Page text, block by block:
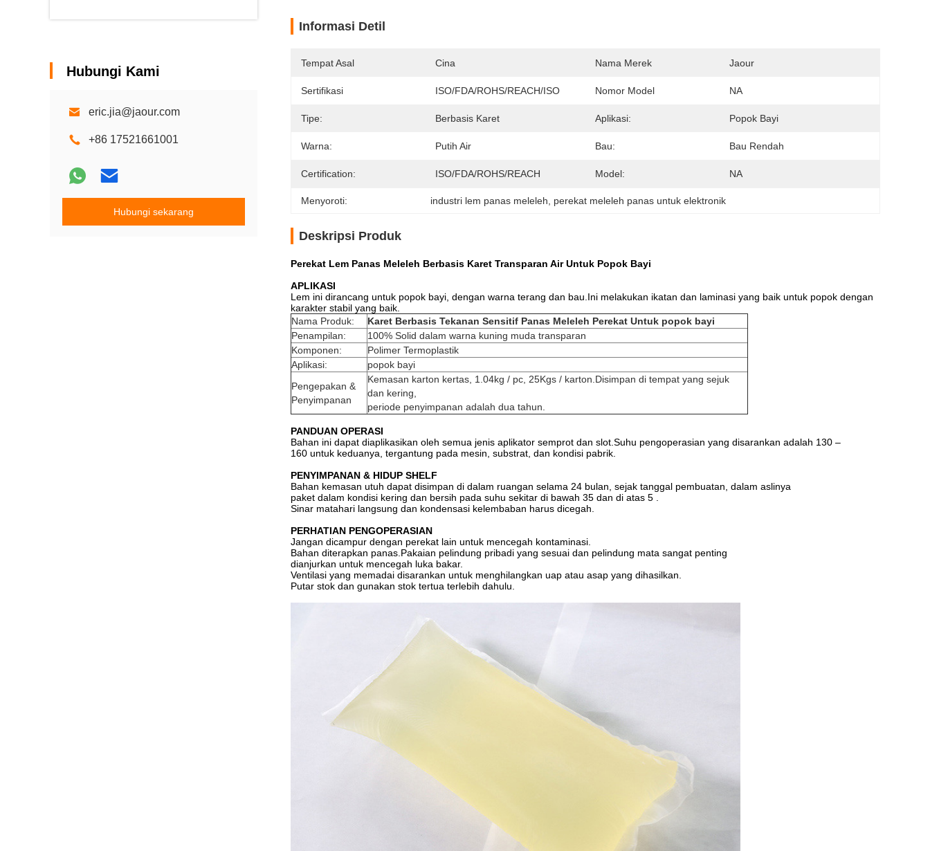
Hubungi Kami
eric.jia@jaour.com
+86 17521661001
Hubungi sekarang
Informasi Detil
Tempat Asal Cina Nama Merek Jaour
Sertifikasi ISO/FDA/ROHS/REACH/ISO Nomor Model NA
Tipe: Berbasis Karet Aplikasi: Popok Bayi
Warna: Putih Air Bau: Bau Rendah
Certification: ISO/FDA/ROHS/REACH Model: NA
Menyoroti: industri lem panas meleleh perekat meleleh panas untuk elektronik
Deskripsi Produk
Perekat Lem Panas Meleleh Berbasis Karet Transparan Air Untuk Popok Bayi
APLIKASI
Lem ini dirancang untuk popok bayi, dengan warna terang dan bau.Ini melakukan ikatan dan laminasi yang baik untuk popok dengan
karakter stabil yang baik.
Nama Produk:
Karet Berbasis Tekanan Sensitif Panas Meleleh Perekat Untuk popok bayi
Penampilan:
100% Solid dalam warna kuning muda transparan
Komponen:
Polimer Termoplastik
Aplikasi:
popok bayi
Pengepakan &
Penyimpanan
Kemasan karton kertas, 1.04kg / pc, 25Kgs / karton.Disimpan di tempat yang sejuk
dan kering,
periode penyimpanan adalah dua tahun.
PANDUAN OPERASI
Bahan ini dapat diaplikasikan oleh semua jenis aplikator semprot dan slot.Suhu pengoperasian yang disarankan adalah 130 –
160 untuk keduanya, tergantung pada mesin, substrat, dan kondisi pabrik.
PENYIMPANAN & HIDUP SHELF
Bahan kemasan utuh dapat disimpan di dalam ruangan selama 24 bulan, sejak tanggal pembuatan, dalam aslinya
paket dalam kondisi kering dan bersih pada suhu sekitar di bawah 35 dan di atas 5 .
Sinar matahari langsung dan kondensasi kelembaban harus dicegah.
PERHATIAN PENGOPERASIAN
Jangan dicampur dengan perekat lain untuk mencegah kontaminasi.
Bahan diterapkan panas.Pakaian pelindung pribadi yang sesuai dan pelindung mata sangat penting
dianjurkan untuk mencegah luka bakar.
Ventilasi yang memadai disarankan untuk menghilangkan uap atau asap yang dihasilkan.
Putar stok dan gunakan stok tertua terlebih dahulu.